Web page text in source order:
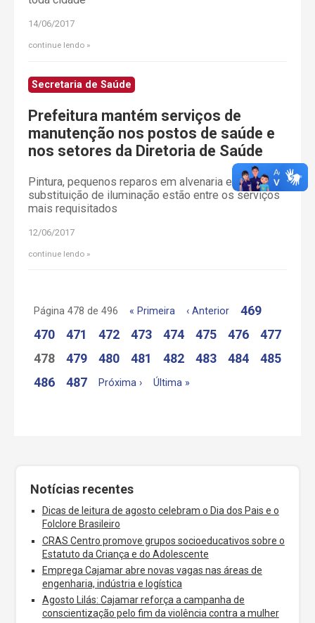
14/06/2017
continue lendo
Secretaria de Saúde
Prefeitura mantém serviços de
manutenção nos postos de saúde e
nos setores da Diretoria de Saúde
Pintura, pequenos reparos em alvenaria e
substituição de iluminação estão entre os serviços
mais requisitados
12/06/2017
continue lendo
Página 478 de 496 « Primeira ‹ Anterior
469
470
471 472 473 474 475 476
477
478
479 480 481 482 483 484
485
486
487 Próxima › Última »
Notícias recentes
Dicas de leitura de agosto celebram o Dia dos Pais e o
Folclore Brasileiro
CRAS Centro promove grupos socioeducativos sobre o
Estatuto da Criança e do Adolescente
Emprega Cajamar abre novas vagas nas áreas de
engenharia, indústria e logística
Agosto Lilás: Cajamar reforça a campanha de
conscientização pelo fim da violência contra a mulher